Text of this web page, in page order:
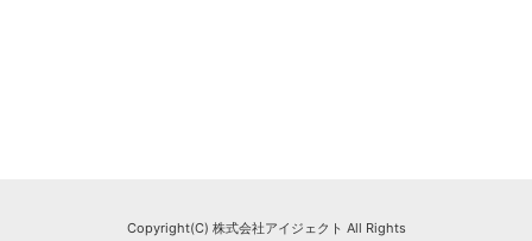
Copyright(C) 株式会社アイジェクト All Rights